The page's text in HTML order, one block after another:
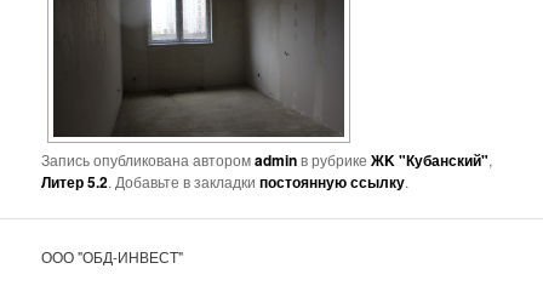
Запись опубликована авторомadminв рубрикеЖK "Кубанский",
Литер 5.2. Добавьте в закладкипостоянную ссылку.
ООО "ОБД-ИНВЕСТ"